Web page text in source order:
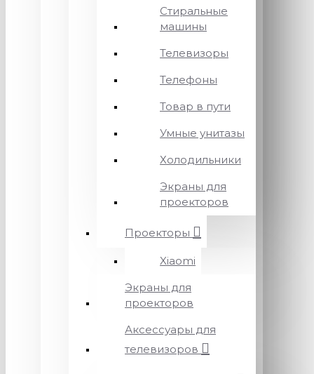
Стиральные
машины
Телевизоры
Телефоны
Товар в пути
Умные унитазы
Холодильники
Экраны для
проекторов
Проекторы
Xiaomi
Экраны для
проекторов
Аксессуары для
телевизоров